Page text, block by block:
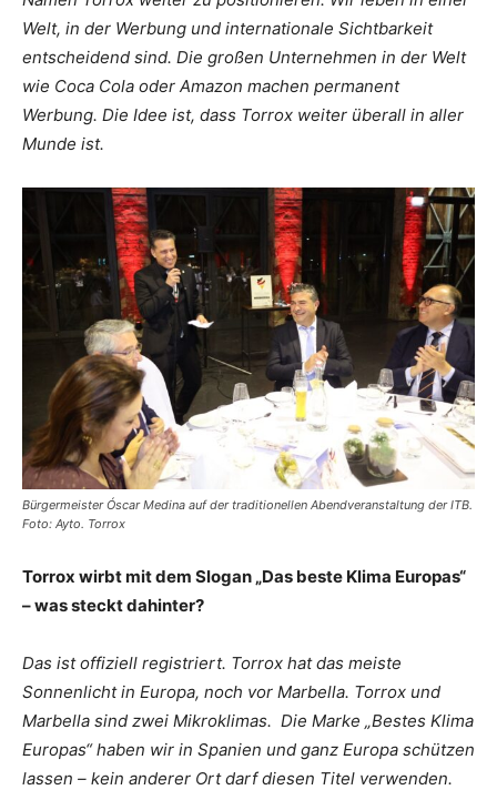
Welt, in der Werbung und internationale Sichtbarkeit
entscheidend sind. Die großen Unternehmen in der Welt
wie Coca Cola oder Amazon machen permanent
Werbung. Die Idee ist, dass Torrox weiter überall in aller
Munde ist.
Bürgermeister Óscar Medina auf der traditionellen Abendveranstaltung der ITB.
Foto: Ayto. Torrox
Torrox wirbt mit dem Slogan „Das beste Klima Europas“
– was steckt dahinter?
Das ist offiziell registriert. Torrox hat das meiste
Sonnenlicht in Europa, noch vor Marbella. Torrox und
Marbella sind zwei Mikroklimas. Die Marke „Bestes Klima
Europas“ haben wir in Spanien und ganz Europa schützen
lassen – kein anderer Ort darf diesen Titel verwenden.